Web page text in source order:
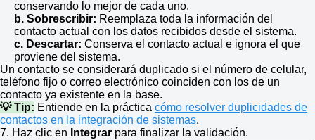
conservando lo mejor de cada uno.
b. Sobrescribir: Reemplaza toda la información del
contacto actual con los datos recibidos desde el sistema.
c. Descartar: Conserva el contacto actual e ignora el que
proviene del sistema.
Un contacto se considerará duplicado si el número de celular,
teléfono fijo o correo electrónico coinciden con los de un
contacto ya existente en la base.
💡 Tip: Entiende en la práctica cómo resolver duplicidades de
contactos en la integración de sistemas.
7. Haz clic en Integrar para finalizar la validación.